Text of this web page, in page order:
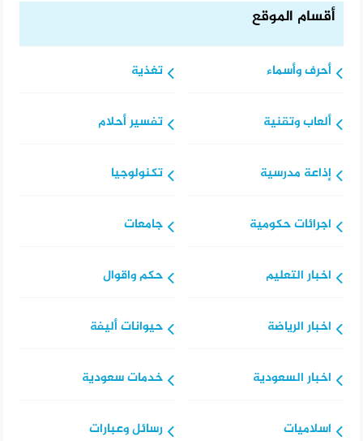
أقسام الموقع
أحرف وأسماء
ألعاب وتقنية
إذاعة مدرسية
اجرائات حكومية
اخبار التعليم
اخبار الرياضة
اخبار السعودية
اسلاميات
تغذية
تفسير أحلام
تكنولوجيا
جامعات
حكم واقوال
حيوانات أليفة
خدمات سعودية
رسائل وعبارات